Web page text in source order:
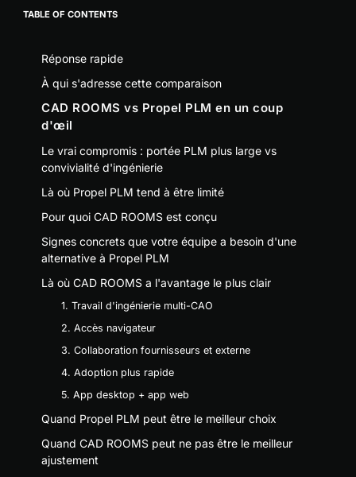
TABLE OF CONTENTS
Réponse rapide
À qui s'adresse cette comparaison
CAD ROOMS vs Propel PLM en un coup
d'œil
Le vrai compromis : portée PLM plus large vs
convivialité d'ingénierie
Là où Propel PLM tend à être limité
Pour quoi CAD ROOMS est conçu
Signes concrets que votre équipe a besoin d'une
alternative à Propel PLM
Là où CAD ROOMS a l'avantage le plus clair
1. Travail d'ingénierie multi-CAO
2. Accès navigateur
3. Collaboration fournisseurs et externe
4. Adoption plus rapide
5. App desktop + app web
Quand Propel PLM peut être le meilleur choix
Quand CAD ROOMS peut ne pas être le meilleur
ajustement